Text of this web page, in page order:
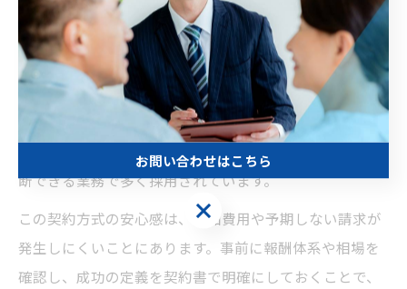
探偵の成功報酬型契約とは、調査の成果が得られた場合
にのみ報酬が発生する仕組みを指します。成果が出ない
場合は基本的に費用が発生しないため、依頼者にとって
金銭的リスクを最小限に抑えられる点が大きなメリット
です。特に不貞調査や所在調査といった結果が明確に判
断できる業務で多く採用されています。
この契約方式の安心感は、追加費用や予期しない請求が
発生しにくいことにあります。事前に報酬体系や相場を
確認し、成功の定義を契約書で明確にしておくことで、
お問い合わせはこちら
お問い合わせはこちら